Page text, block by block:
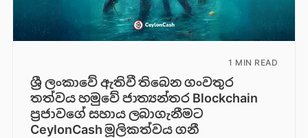
1 MIN READ
ශ්‍රී ලංකාවේ ඇතිවී තිබෙන ගංවතුර
තත්වය හමුවේ ජාත්‍යන්තර Blockchain
ප්‍රජාවගේ සහාය ලබාගැනීමට
CeylonCash මූලිකත්වය ග​නී